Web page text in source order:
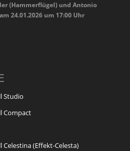
(Hammerflügel) und Antonio
24.01.2026 um 17:00 Uhr
Studio
Compact
(Effekt-Celesta)